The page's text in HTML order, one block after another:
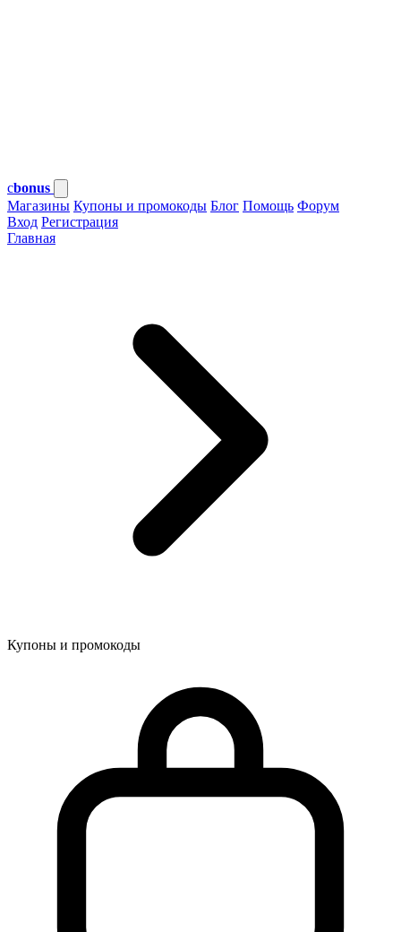
cbonus
Магазины Купоны и промокоды Блог Помощь Форум
Вход Регистрация
Главная
Купоны и промокоды